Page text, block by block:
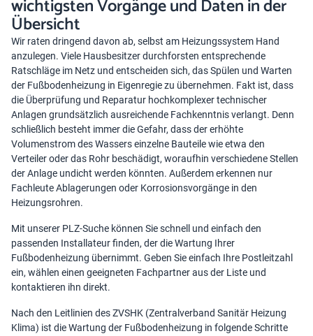
wichtigsten Vorgänge und Daten in der
Übersicht
Wir raten dringend davon ab, selbst am Heizungssystem Hand
anzulegen. Viele Hausbesitzer durchforsten entsprechende
Ratschläge im Netz und entscheiden sich, das Spülen und Warten
der Fußbodenheizung in Eigenregie zu übernehmen. Fakt ist, dass
die Überprüfung und Reparatur hochkomplexer technischer
Anlagen grundsätzlich ausreichende Fachkenntnis verlangt. Denn
schließlich besteht immer die Gefahr, dass der erhöhte
Volumenstrom des Wassers einzelne Bauteile wie etwa den
Verteiler oder das Rohr beschädigt, woraufhin verschiedene Stellen
der Anlage undicht werden könnten. Außerdem erkennen nur
Fachleute Ablagerungen oder Korrosionsvorgänge in den
Heizungsrohren.
Mit unserer PLZ-Suche können Sie schnell und einfach den
passenden Installateur finden, der die Wartung Ihrer
Fußbodenheizung übernimmt. Geben Sie einfach Ihre Postleitzahl
ein, wählen einen geeigneten Fachpartner aus der Liste und
kontaktieren ihn direkt.
Nach den Leitlinien des ZVSHK (Zentralverband Sanitär Heizung
Klima) ist die Wartung der Fußbodenheizung in folgende Schritte